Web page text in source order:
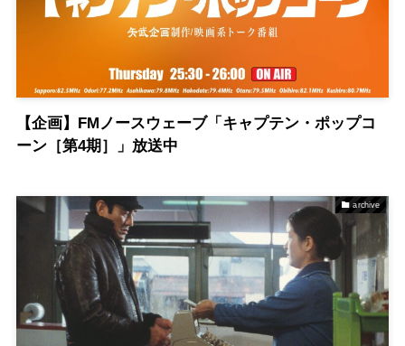
【企画】FMノースウェーブ「キャプテン・ポップコ
ーン［第4期］」放送中
archive